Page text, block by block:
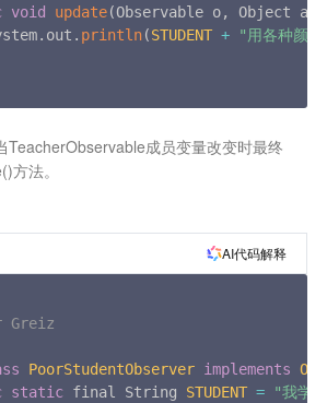
void update(Observable o, Object arg
. out . println(STUDENT +
"用各种颜
方法。
AI代码解释
Greiz
PoorStudentObserver implements
static final String STUDENT =
"我学